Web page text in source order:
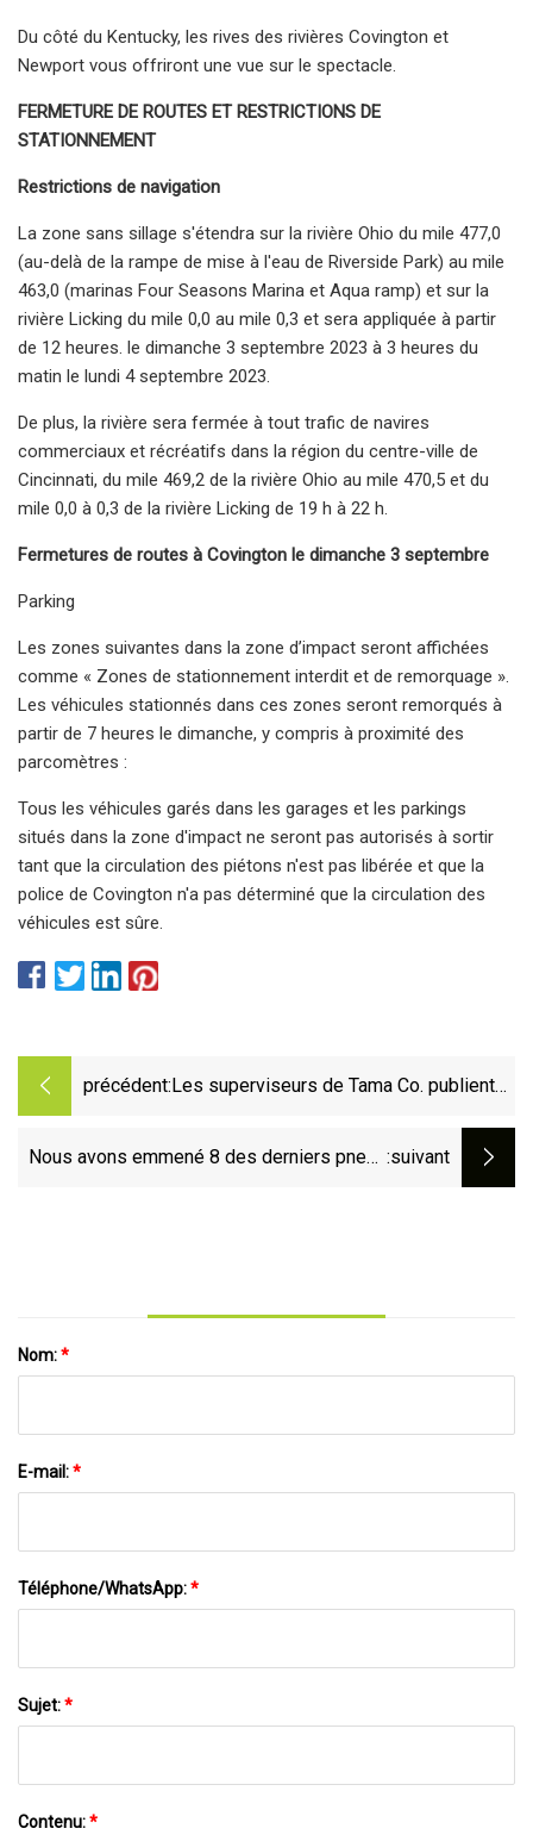
Du côté du Kentucky, les rives des rivières Covington et
Newport vous offriront une vue sur le spectacle.
FERMETURE DE ROUTES ET RESTRICTIONS DE
STATIONNEMENT
Restrictions de navigation
La zone sans sillage s'étendra sur la rivière Ohio du mile 477,0
(au-delà de la rampe de mise à l'eau de Riverside Park) au mile
463,0 (marinas Four Seasons Marina et Aqua ramp) et sur la
rivière Licking du mile 0,0 au mile 0,3 et sera appliquée à partir
de 12 heures. le dimanche 3 septembre 2023 à 3 heures du
matin le lundi 4 septembre 2023.
De plus, la rivière sera fermée à tout trafic de navires
commerciaux et récréatifs dans la région du centre-ville de
Cincinnati, du mile 469,2 de la rivière Ohio au mile 470,5 et du
mile 0,0 à 0,3 de la rivière Licking de 19 h à 22 h.
Fermetures de routes à Covington le dimanche 3 septembre
Parking
Les zones suivantes dans la zone d’impact seront affichées
comme « Zones de stationnement interdit et de remorquage ».
Les véhicules stationnés dans ces zones seront remorqués à
partir de 7 heures le dimanche, y compris à proximité des
parcomètres :
Tous les véhicules garés dans les garages et les parkings
situés dans la zone d'impact ne seront pas autorisés à sortir
tant que la circulation des piétons n'est pas libérée et que la
police de Covington n'a pas déterminé que la circulation des
véhicules est sûre.
précédent: Les superviseurs de Tama Co. publient
district
Nous avons emmené 8 des derniers pneus :suivant
Nom:*
E-mail:*
Téléphone/WhatsApp:*
Sujet:*
Contenu:*